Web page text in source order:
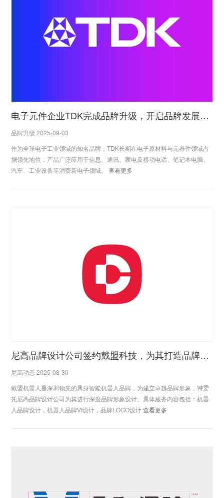
电子元件企业TDK完成品牌升级，开启品牌发展新征程
品牌升级 2025-09-03
作为全球电子工业领域的知名品牌，TDK长期在电子原材料与元器件领域占
据领先地位，产品广泛应用于信息、通讯、家电及移动电话、笔记本电脑、
汽车、工业设备等消费新电子领域。查看更多
尼高品牌设计公司签约戴盟科技，为其打造品牌形象
尼高动态 2025-08-30
戴盟机器人是深圳领先的具身智能机器人品牌，为建立卓越品牌形象，特委
托尼高品牌设计公司为其进行深度品牌形象设计。具体服务内容包括：机器
人品牌设计，机器人品牌VI设计，品牌LOGO设计查看更多